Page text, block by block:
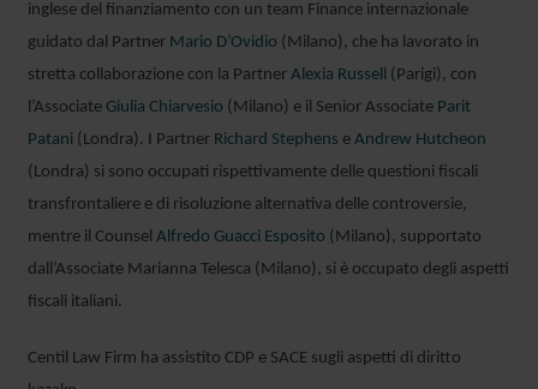
inglese del finanziamento con un team Finance internazionale
guidato dal Partner Mario D’Ovidio (Milano), che ha lavorato in
stretta collaborazione con la Partner Alexia Russell (Parigi), con
l’Associate Giulia Chiarvesio (Milano) e il Senior Associate Parit
Patani (Londra). I Partner Richard Stephens e Andrew Hutcheon
(Londra) si sono occupati rispettivamente delle questioni fiscali
transfrontaliere e di risoluzione alternativa delle controversie,
mentre il Counsel Alfredo Guacci Esposito (Milano), supportato
dall’Associate Marianna Telesca (Milano), si è occupato degli aspetti
fiscali italiani.
Centil Law Firm ha assistito CDP e SACE sugli aspetti di diritto
RICHARD
STEPHENS
PARTNER